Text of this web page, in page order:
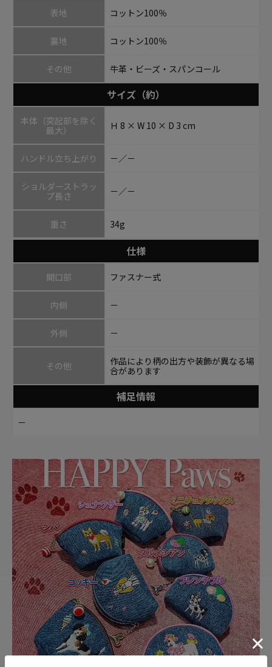
表地 コットン100％
裏地 コットン100％
その他 牛革・ビーズ・スパンコール
サイズ（約）
本体（突起部を除く
最大）
Ｈ 8 × W 10 × D 3 cm
ハンドル立ち上がり －／－
ショルダーストラッ
プ長さ
－／－
重さ 34g
仕様
開口部 ファスナー式
内側 －
外側 －
その他
作品により柄の出方や装飾が異なる場
合があります
補足情報
－